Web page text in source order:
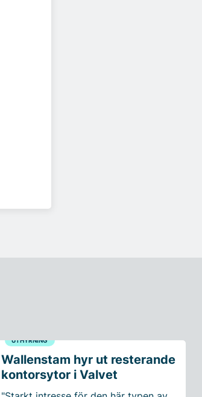
UTHYRNING
Wallenstam hyr ut resterande
kontorsytor i Valvet